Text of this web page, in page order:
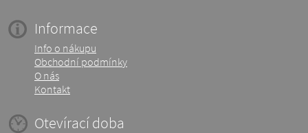
Informace
Info o nákupu
Obchodní podmínky
O nás
Kontakt
Otevírací doba